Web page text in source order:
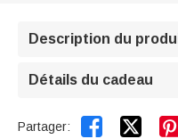
Description du
Détails du cadeau
Partager:  